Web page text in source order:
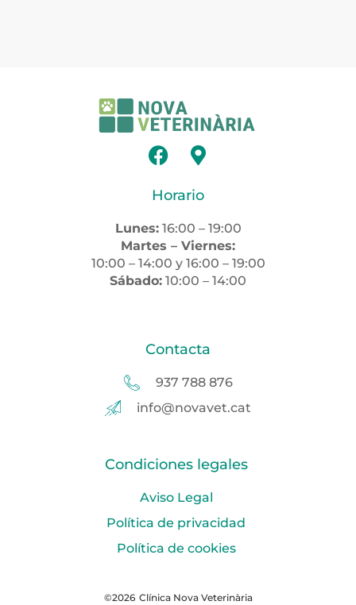
Horario
Lunes:16:00 – 19:00
Martes – Viernes:
10:00 – 14:00 y 16:00 – 19:00
Sábado: 10:00 – 14:00
Contacta
937 788 876
info@novavet.cat
Condiciones legales
Aviso Legal
Política de privacidad
Política de cookies
©2026 Clínica Nova Veterinària